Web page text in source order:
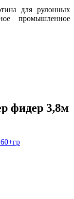
для рулонных
промышленное
фидер 3,8м